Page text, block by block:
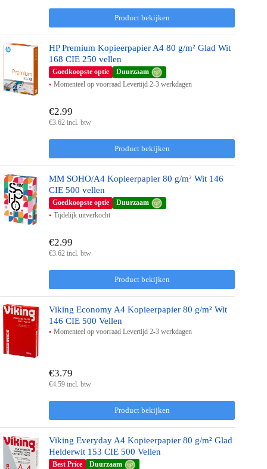
Product bekijken
HP Premium Kopieerpapier A4 80 g/m² Glad Wit
168 CIE 250 vellen
Goedkoopste optie
Duurzaam
Momenteel op voorraad Levertijd 2-3 werkdagen
Product bekijken
€2.99
€3.62 incl. btw
MM SOHO/A4 Kopieerpapier 80 g/m² Wit 146
CIE 500 vellen
Goedkoopste optie
Duurzaam
Tijdelijk uitverkocht
Product bekijken
€2.99
€3.62 incl. btw
Viking Economy A4 Kopieerpapier 80 g/m² Wit
146 CIE 500 Vellen
Momenteel op voorraad Levertijd 2-3 werkdagen
Product bekijken
€3.79
€4.59 incl. btw
Viking Everyday A4 Kopieerpapier 80 g/m² Glad
Helderwit 153 CIE 500 Vellen
Best Price
Duurzaam